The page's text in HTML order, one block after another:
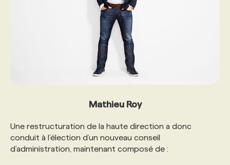
Mathieu Roy
Une restructuration de la haute direction a donc
conduit à l’élection d’un nouveau conseil
d’administration, maintenant composé de :